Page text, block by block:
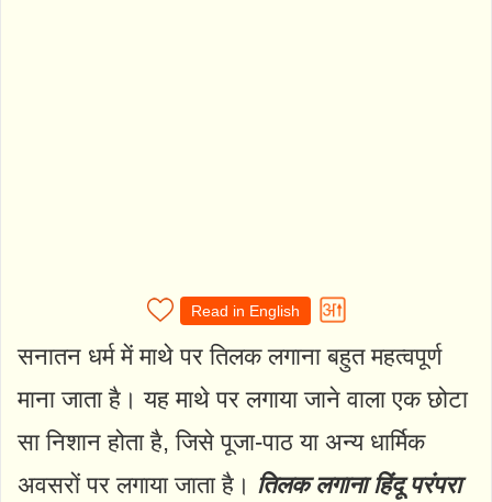
Read in English
सनातन धर्म में माथे पर तिलक लगाना बहुत महत्वपूर्ण
माना जाता है। यह माथे पर लगाया जाने वाला एक छोटा
सा निशान होता है, जिसे पूजा-पाठ या अन्य धार्मिक
अवसरों पर लगाया जाता है। तिलक लगाना हिंदू परंपरा